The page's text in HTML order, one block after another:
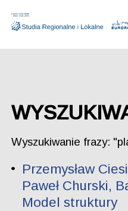
Wyszukiwanie frazy:
Przemysław
Paweł Churski,
Model struktury